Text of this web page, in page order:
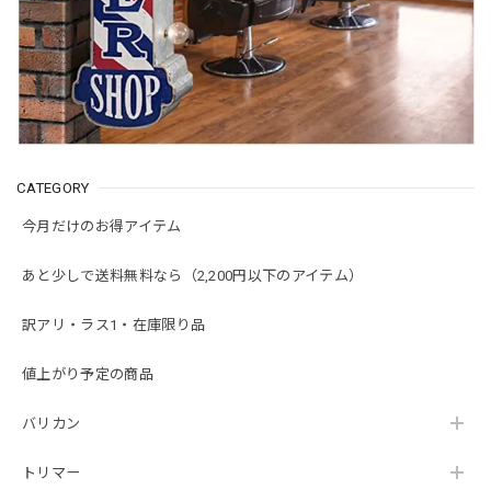
CATEGORY
今月だけのお得アイテム
あと少しで送料無料なら（2,200円以下のアイテム）
訳アリ・ラス1・在庫限り品
値上がり予定の商品
バリカン
トリマー